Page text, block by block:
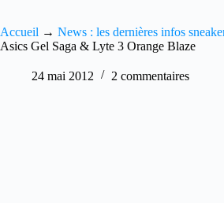
Accueil → News : les dernières infos
Asics Gel Saga & Lyte 3 Orange Blaze
24 mai 2012 2 commentaires